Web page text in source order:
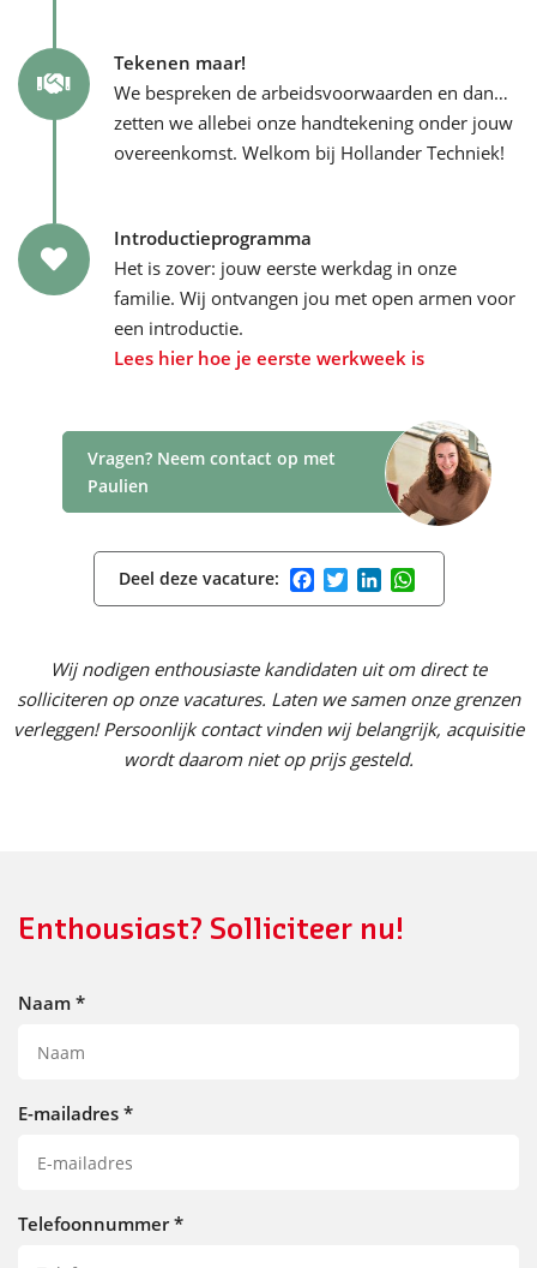
Tekenen maar!
We bespreken de arbeidsvoorwaarden en dan…
zetten we allebei onze handtekening onder jouw
overeenkomst. Welkom bij Hollander Techniek!
Introductieprogramma
Het is zover: jouw eerste werkdag in onze
familie. Wij ontvangen jou met open armen voor
een introductie.
Lees hier hoe je eerste werkweek is
Vragen? Neem contact op met
Paulien
Deel deze vacature: Facebook
TwitterLinkedIn
Wij nodigen enthousiaste kandidaten uit om direct te
solliciteren op onze vacatures. Laten we samen onze grenzen
verleggen! Persoonlijk contact vinden wij belangrijk, acquisitie
wordt daarom niet op prijs gesteld.
Enthousiast? Solliciteer nu!
Naam *
E-mailadres *
Telefoonnummer*